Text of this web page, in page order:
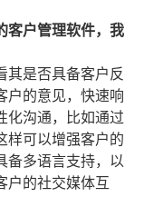
客户管理软件，我
其是否具备客户反
户的意见，快速响
化沟通，比如通过
样可以增强客户的
备多语言支持，以
户的社交媒体互